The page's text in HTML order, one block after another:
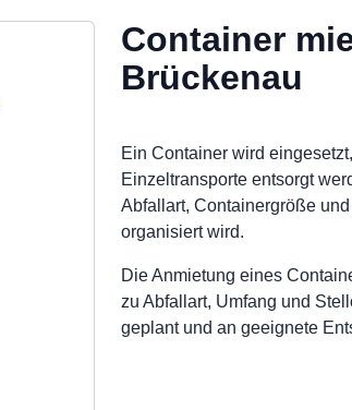
Container
Brückenau
Ein Container wird
Einzeltransporte entsorgt
Abfallart, Containergröße
organisiert wird.
Die Anmietung eines
zu Abfallart, Umfang und
geplant und an geeignete